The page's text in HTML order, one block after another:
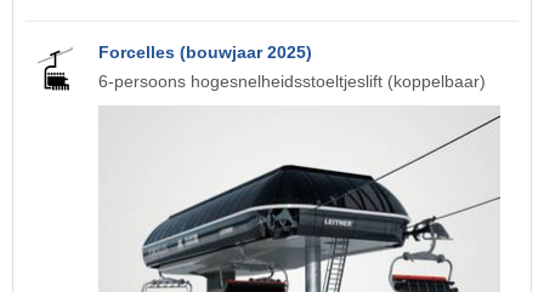
Forcelles (bouwjaar 2025)
6-persoons hogesnelheidsstoeltjeslift (koppelbaar)